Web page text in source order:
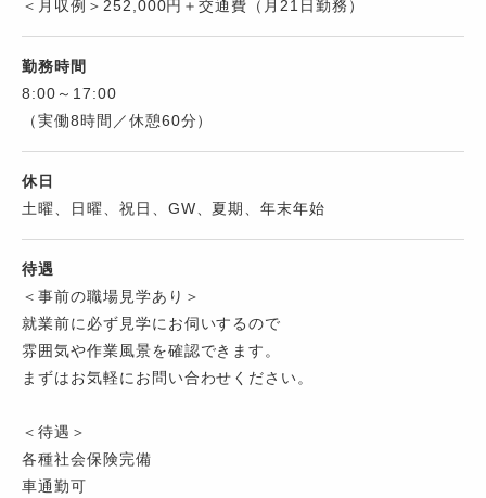
＜月収例＞252,000円＋交通費（月21日勤務）
勤務時間
8:00～17:00
（実働8時間／休憩60分）
休日
土曜、日曜、祝日、GW、夏期、年末年始
待遇
＜事前の職場見学あり＞
就業前に必ず見学にお伺いするので
雰囲気や作業風景を確認できます。
まずはお気軽にお問い合わせください。
＜待遇＞
各種社会保険完備
車通勤可